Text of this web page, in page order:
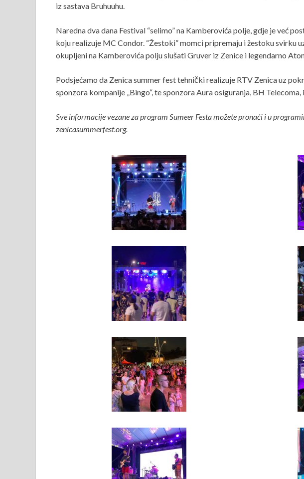
iz sastava Bruhuuhu.
Naredna dva dana Festival “selimo” na Kamberovića polje, gdje je već
koju realizuje MC Condor. “Žestoki” momci pripremaju i žestoku svirku
okupljeni na Kamberovića polju slušati Gruver iz Zenice i legendarno
Podsjećamo da Zenica summer fest tehnički realizuje RTV Zenica uz
sponzora kompanije „Bingo“, te sponzora Aura osiguranja, BH
Sve informacije vezane za program Sumeer Festa možete pronaći i u
zenicasummerfest.org.